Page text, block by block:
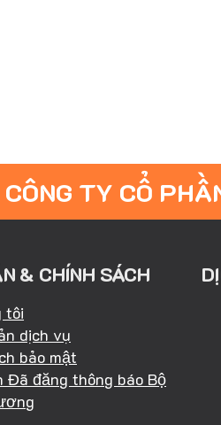
CÔNG TY CỔ
& CHÍNH SÁCH
tôi
dịch vụ
bảo mật
Đã đăng thông báo Bộ